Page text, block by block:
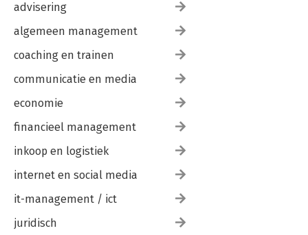
advisering
algemeen management
coaching en trainen
communicatie en media
economie
financieel management
inkoop en logistiek
internet en social media
it-management / ict
juridisch